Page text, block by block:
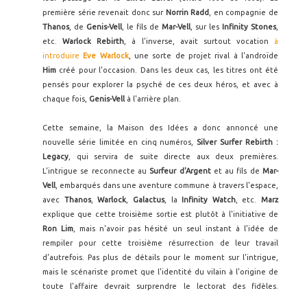
première série revenait donc sur Norrin Radd
, en compagnie de
Thanos, de Genis-Vell , le fils de Mar-Vell , sur les Infinity Stones,
etc.Warlock Rebirth , à l'inverse, avait surtout vocation à
introduire
Eve Warlock, une sorte de projet rival à l'androïde
Him créé pour l'occasion. Dans les deux cas, les titres ont été
pensés pour explorer la psyché de ces deux héros, et avec à
chaque fois, Genis-Vell à l'arrière plan.
Cette semaine, la Maison des Idées a donc annoncé une
nouvelle série limitée en cinq numéros, Silver Surfer Rebirth :
Legacy , qui servira de suite directe aux deux premières.
L'intrigue se reconnecte au Surfeur d'Argentet au fils deMar-
Vell , embarqués dans une aventure commune à travers l'espace,
avec Thanos,Warlock Galactus, la Infinity Watch, etc. Marz
explique que cette troisième sortie est plutôt à l'initiative de
Ron Lim , mais n'avoir pas hésité un seul instant à l'idée de
rempiler pour cette troisième résurrection de leur travail
d'autrefois. Pas plus de détails pour le moment sur l'intrigue,
mais le scénariste promet que l'identité du vilain à l'origine de
toute l'affaire devrait surprendre le lectorat des fidèles.